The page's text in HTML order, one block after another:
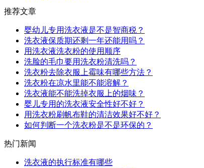
推荐文章
婴幼儿专用洗衣液是不是智商税？
洗衣液保质期还剩一年还能用吗？
用洗衣液洗衣粉的使用顺序
洗脸的毛巾要用洗衣粉清洗吗？
洗衣粉去除衣服上霉味有哪些方法？
洗衣粉在凉水里能不能溶解？
洗衣液能不能洗掉衣服上的烟味？
婴儿专用的洗衣液安全性好不好？
用洗衣粉刷帆布鞋的清洁效果好不好？
如何判断一个洗衣粉是不是环保的？
热门新闻
洗衣液的执行标准有哪些